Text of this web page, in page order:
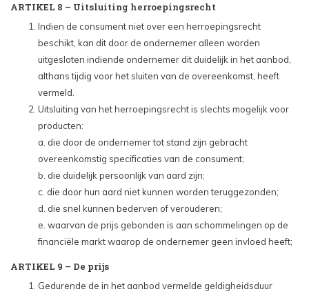
ARTIKEL 8 – Uitsluiting herroepingsrecht
Indien de consument niet over een herroepingsrecht
beschikt, kan dit door de ondernemer alleen worden
uitgesloten indiende ondernemer dit duidelijk in het aanbod,
althans tijdig voor het sluiten van de overeenkomst, heeft
vermeld.
Uitsluiting van het herroepingsrecht is slechts mogelijk voor
producten:
a. die door de ondernemer tot stand zijn gebracht
overeenkomstig specificaties van de consument;
b. die duidelijk persoonlijk van aard zijn;
c. die door hun aard niet kunnen worden teruggezonden;
d. die snel kunnen bederven of verouderen;
e. waarvan de prijs gebonden is aan schommelingen op de
financiële markt waarop de ondernemer geen invloed heeft;
ARTIKEL 9 – De prijs
Gedurende de in het aanbod vermelde geldigheidsduur